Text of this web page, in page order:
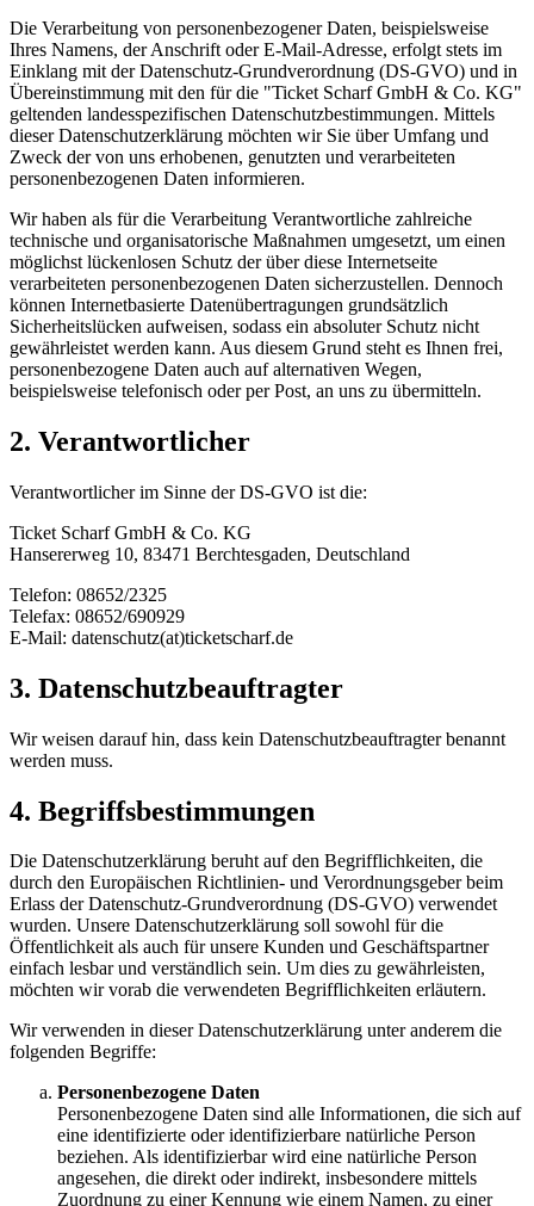
Die Verarbeitung von personenbezogener Daten, beispielsweise
Ihres Namens, der Anschrift oder E-Mail-Adresse, erfolgt stets im
Einklang mit der Datenschutz-Grundverordnung (DS-GVO) und in
Übereinstimmung mit den für die "Ticket Scharf GmbH & Co. KG"
geltenden landesspezifischen Datenschutzbestimmungen. Mittels
dieser Datenschutzerklärung möchten wir Sie über Umfang und
Zweck der von uns erhobenen, genutzten und verarbeiteten
personenbezogenen Daten informieren.
Wir haben als für die Verarbeitung Verantwortliche zahlreiche
technische und organisatorische Maßnahmen umgesetzt, um einen
möglichst lückenlosen Schutz der über diese Internetseite
verarbeiteten personenbezogenen Daten sicherzustellen. Dennoch
können Internetbasierte Datenübertragungen grundsätzlich
Sicherheitslücken aufweisen, sodass ein absoluter Schutz nicht
gewährleistet werden kann. Aus diesem Grund steht es Ihnen frei,
personenbezogene Daten auch auf alternativen Wegen,
beispielsweise telefonisch oder per Post, an uns zu übermitteln.
2. Verantwortlicher
Verantwortlicher im Sinne der DS-GVO ist die:
Ticket Scharf GmbH & Co. KG
Hansererweg 10, 83471 Berchtesgaden, Deutschland
Telefon: 08652/2325
Telefax: 08652/690929
E-Mail: datenschutz(at)ticketscharf.de
3. Datenschutzbeauftragter
Wir weisen darauf hin, dass kein Datenschutzbeauftragter benannt
werden muss.
4. Begriffsbestimmungen
Die Datenschutzerklärung beruht auf den Begrifflichkeiten, die
durch den Europäischen Richtlinien- und Verordnungsgeber beim
Erlass der Datenschutz-Grundverordnung (DS-GVO) verwendet
wurden. Unsere Datenschutzerklärung soll sowohl für die
Öffentlichkeit als auch für unsere Kunden und Geschäftspartner
einfach lesbar und verständlich sein. Um dies zu gewährleisten,
möchten wir vorab die verwendeten Begrifflichkeiten erläutern.
Wir verwenden in dieser Datenschutzerklärung unter anderem die
folgenden Begriffe:
Personenbezogene Daten
Personenbezogene Daten sind alle Informationen, die sich auf
eine identifizierte oder identifizierbare natürliche Person
beziehen. Als identifizierbar wird eine natürliche Person
angesehen, die direkt oder indirekt, insbesondere mittels
Zuordnung zu einer Kennung wie einem Namen, zu einer